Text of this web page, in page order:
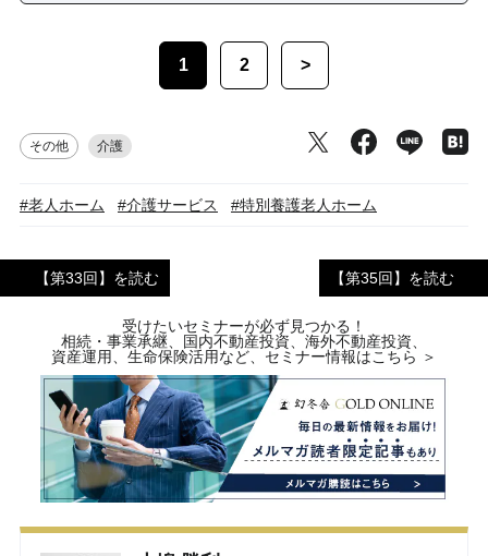
1 2 >
その他 介護
#老人ホーム #介護サービス #特別養護老人ホーム
【第33回】を読む 【第35回】を読む
受けたいセミナーが必ず見つかる！
相続・事業承継、国内不動産投資、海外不動産投資、
資産運用、生命保険活用など、セミナー情報はこちら ＞